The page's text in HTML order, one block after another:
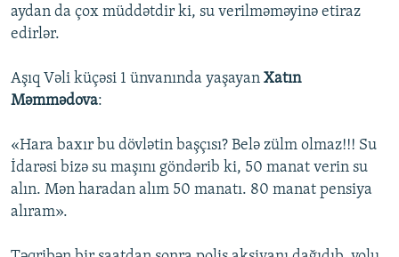
aydan da çox müddətdir ki, su verilməməyinə etiraz
edirlər.
Aşıq Vəli küçəsi 1 ünvanında yaşayan Xatın
Məmmədova:
«Hara baxır bu dövlətin başçısı? Belə zülm olmaz!!! Su
İdarəsi bizə su maşını göndərib ki, 50 manat verin su
alın. Mən haradan alım 50 manatı. 80 manat pensiya
alıram».